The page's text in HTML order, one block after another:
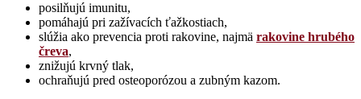
posilňujú imunitu,
pomáhajú pri zažívacích ťažkostiach,
slúžia ako prevencia proti rakovine, najmä rakovine hrubého
čreva,
znižujú krvný tlak,
ochraňujú pred osteoporózou a zubným kazom.